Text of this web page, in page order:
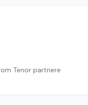
Tenor partnere